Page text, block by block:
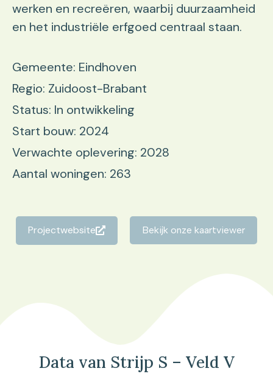
werken en recreëren, waarbij duurzaamheid
en het industriële erfgoed centraal staan.
Gemeente: Eindhoven
Regio: Zuidoost-Brabant
Status: In ontwikkeling
Start bouw: 2024
Verwachte oplevering: 2028
Aantal woningen: 263
Projectwebsite Bekijk onze kaartviewer
Data van Strijp S – Veld V